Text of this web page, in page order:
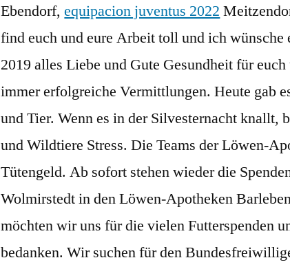
Ebendorf,equipacion juventus 2022
find euch und eure Arbeit toll und ich wünsche
2019 alles Liebe und Gute Gesundheit für
immer erfolgreiche Vermittlungen. Heute gab
und Tier. Wenn es in der Silvesternacht knallt,
und Wildtiere Stress. Die Teams der Löwen-
Tütengeld. Ab sofort stehen wieder die
Wolmirstedt in den Löwen-Apotheken
möchten wir uns für die vielen Futterspenden
bedanken. Wir suchen für den